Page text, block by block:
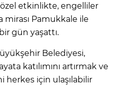
etkinlikte, engelliler
mirası Pamukkale ile
gün yaşattı.
Belediyesi,
katılımını artırmak ve
herkes için ulaşılabilir